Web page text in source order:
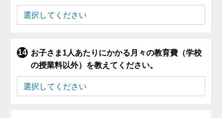
お子さま1人あたりにかかる月々の教育費（学校
の授業料以外）を教えてください。